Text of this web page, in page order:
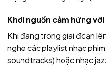
Khơi nguồn cảm hứng
Khi đang trong giai đoạn
nghe các playlist nhạc
soundtracks) hoặc nhạc